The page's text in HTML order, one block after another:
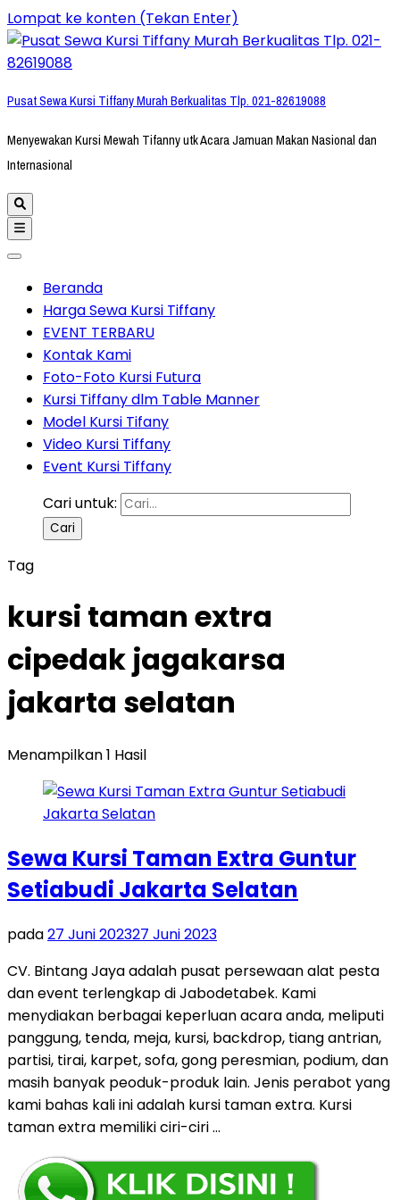
Lompat ke konten (Tekan Enter)
Pusat Sewa Kursi Tiffany Murah Berkualitas Tlp. 021-82619088
Menyewakan Kursi Mewah Tifanny utk Acara Jamuan Makan Nasional dan
Internasional
Beranda
Harga Sewa Kursi Tiffany
EVENT TERBARU
Kontak Kami
Foto-Foto Kursi Futura
Kursi Tiffany dlm Table Manner
Model Kursi Tifany
Video Kursi Tiffany
Event Kursi Tiffany
Cari untuk:
Tag
kursi taman extra
cipedak jagakarsa
jakarta selatan
Menampilkan 1 Hasil
Sewa Kursi Taman Extra Guntur
Setiabudi Jakarta Selatan
pada27 Juni 202327 Juni 2023
CV. Bintang Jaya adalah pusat persewaan alat pesta
dan event terlengkap di Jabodetabek. Kami
menydiakan berbagai keperluan acara anda, meliputi
panggung, tenda, meja, kursi, backdrop, tiang antrian,
partisi, tirai, karpet, sofa, gong peresmian, podium, dan
masih banyak peoduk-produk lain. Jenis perabot yang
kami bahas kali ini adalah kursi taman extra. Kursi
taman extra memiliki ciri-ciri …